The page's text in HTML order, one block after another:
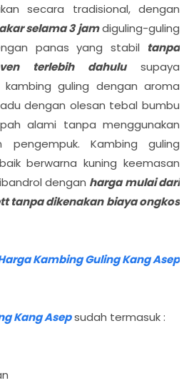
secara tradisional, dengan
selama 3 jamdiguling-guling
panas yang stabil tanpa
terlebih dahulusupaya
kambing guling dengan aroma
dengan olesan tebal bumbu
alami tanpa menggunakan
Kambing guling
berwarna kuning keemasan
dengan harga mulai dari
tanpa dikenakan biaya ongkos
Kambing Guling Kang Asep
Kang Asepsudah termasuk :